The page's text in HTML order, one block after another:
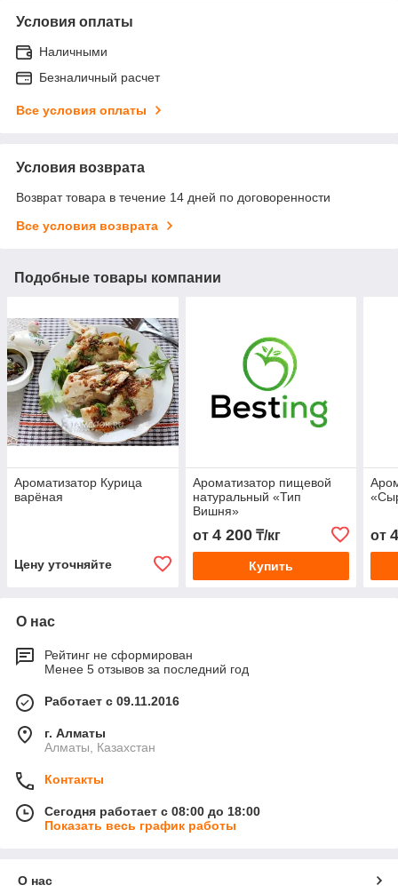
Условия оплаты
Наличными
Безналичный расчет
Все условия оплаты
Условия возврата
Возврат товара в течение 14 дней по договоренности
Все условия возврата
Подобные товары компании
Ароматизатор Курица
варёная
Цену уточняйте
Ароматизатор пищевой
натуральный «Тип
Вишня»
от 4 200₸/кг
Купить
от
О нас
Рейтинг не сформирован
Менее 5 отзывов за последний год
Работает с 09.11.2016
г. Алматы
Алматы, Казахстан
Контакты
Сегодня работает с 08:00 до 18:00
Показать весь график работы
О нас